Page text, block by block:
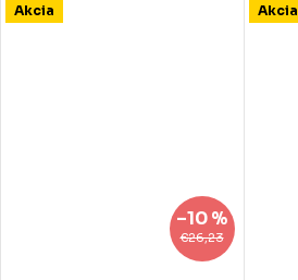
Akcia
€26,23
–10 %
Akcia